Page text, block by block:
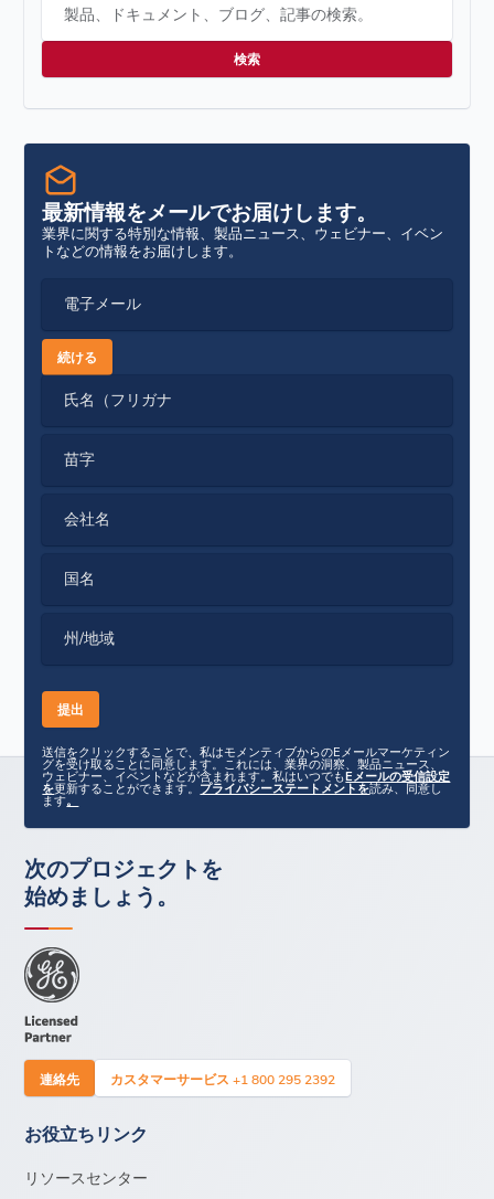
製品、ドキュメント、ブログ、記事の検索。
最新情報をメールでお届けします。
業界に関する特別な情報、製品ニュース、ウェビナー、イベン
トなどの情報をお届けします。
電子メール
続ける
氏名（フリガナ
苗字
会社名
国名
州/地域
送信をクリックすることで、私はモメンティブからのEメールマーケティン
グを受け取ることに同意します。これには、業界の洞察、製品ニュース、
ウェビナー、イベントなどが含まれます。私はいつでもEメールの受信設定
を更新することができます。 プライバシーステートメントを読み、同意し
ます。
次のプロジェクトを
始めましょう。
連絡先 カスタマーサービス +1 800 295 2392
お役立ちリンク
リソースセンター